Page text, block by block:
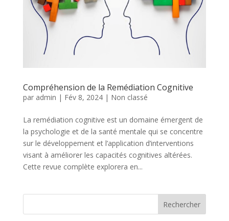
Compréhension de la Remédiation Cognitive
par admin | Fév 8, 2024| Non classé
La remédiation cognitive est un domaine émergent de
la psychologie et de la santé mentale qui se concentre
sur le développement et l’application d’interventions
visant à améliorer les capacités cognitives altérées.
Cette revue complète explorera en...
Rechercher